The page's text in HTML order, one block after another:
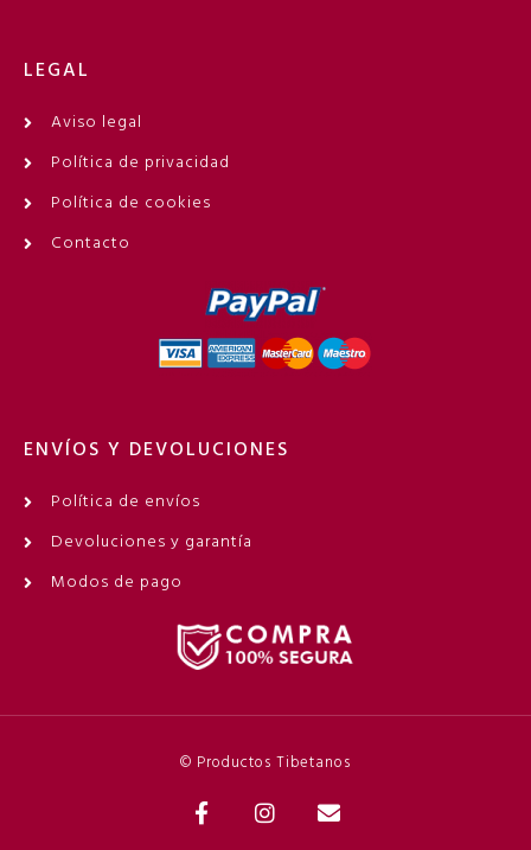
LEGAL
Aviso legal
Política de privacidad
Política de cookies
Contacto
ENVÍOS Y DEVOLUCIONES
Política de envíos
Devoluciones y garantía
Modos de pago
© Productos Tibetanos